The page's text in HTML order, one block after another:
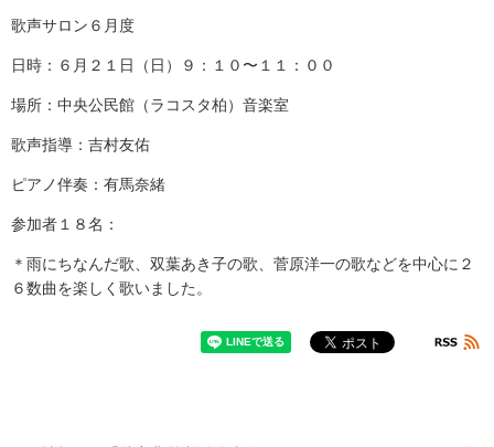
歌声サロン６月度
日時：６月２１日（日）９：１０〜１１：００
場所：中央公民館（ラコスタ柏）音楽室
歌声指導：吉村友佑
ピアノ伴奏：有馬奈緒
参加者１８名：
＊雨にちなんだ歌、双葉あき子の歌、菅原洋一の歌などを中心に２
６数曲を楽しく歌いました。